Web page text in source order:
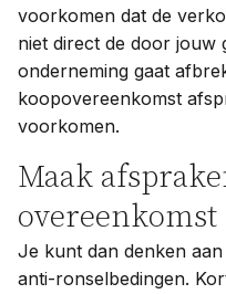
voorkomen dat de
niet direct de door jouw
onderneming gaat
koopovereenkomst
voorkomen.
Maak
overeenkomst
Je kunt dan denken
anti-ronselbedingen.